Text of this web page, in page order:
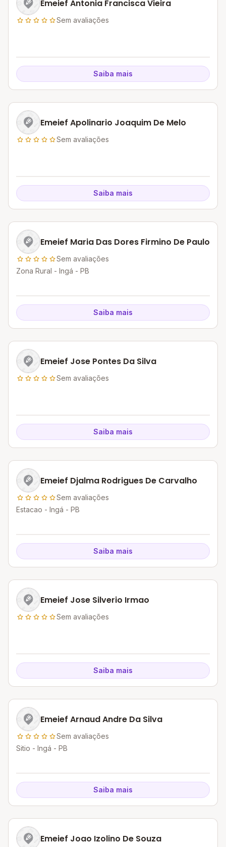
Emeief Antonia Francisca Vieira
Sem avaliações
Saiba mais
Emeief Apolinario Joaquim De Melo
Sem avaliações
Saiba mais
Emeief Maria Das Dores Firmino De Paulo
Sem avaliações
Zona Rural - Ingá - PB
Saiba mais
Emeief Jose Pontes Da Silva
Sem avaliações
Saiba mais
Emeief Djalma Rodrigues De Carvalho
Sem avaliações
Estacao - Ingá - PB
Saiba mais
Emeief Jose Silverio Irmao
Sem avaliações
Saiba mais
Emeief Arnaud Andre Da Silva
Sem avaliações
Sitio - Ingá - PB
Saiba mais
Emeief Joao Izolino De Souza